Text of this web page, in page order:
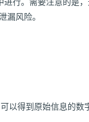
风险。
以得到原始信息的